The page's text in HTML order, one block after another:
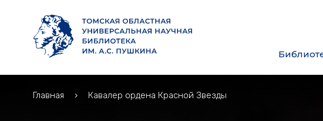
Главная Кавалер ордена Красной Звезды